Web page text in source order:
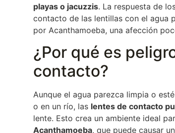
playas o jacuzzis. La respuesta de
contacto de las lentillas con el agua
por Acanthamoeba, una afección
¿Por qué es
contacto?
Aunque el agua parezca limpia o
o en un río, las lentes de contacto
lente. Esto crea un ambiente ideal
Acanthamoeba, que puede causar